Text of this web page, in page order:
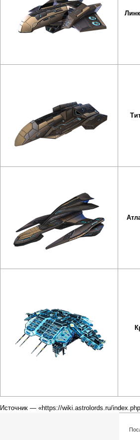
Источник — «https://wiki.astrolords.ru/